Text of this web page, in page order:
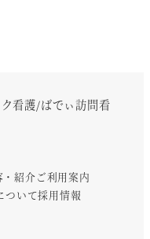
看護/ばでぃ訪問看
・紹介ご利用案内
ついて採用情報